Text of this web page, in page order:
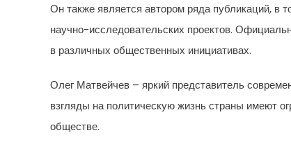
Он также является автором ряда публикаций, в
научно-исследовательских проектов.
в различных общественных инициативах.
Олег Матвейчев – яркий представитель
взгляды на политическую жизнь страны имеют
обществе.